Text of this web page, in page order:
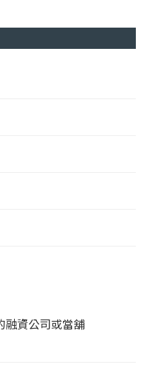
融資公司或當舖